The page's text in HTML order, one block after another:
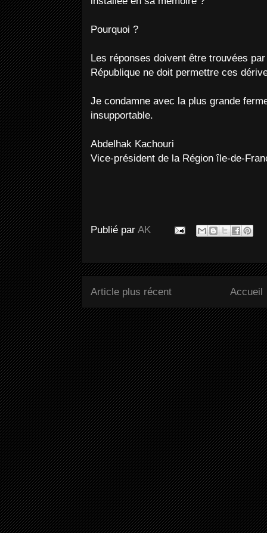
Pourquoi ?
Les réponses doivent être trouvées
République ne doit permettre ces
Je condamne avec la plus grande
insupportable.
Abdelhak Kachouri
Vice-président de la Région île-de-
Publié par AK
Article plus récent Accueil